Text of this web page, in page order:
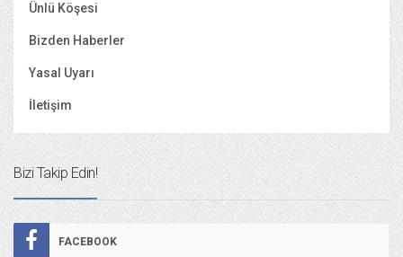
Ünlü Köşesi
Bizden Haberler
Yasal Uyarı
İletişim
Bizi Takip Edin!
FACEBOOK